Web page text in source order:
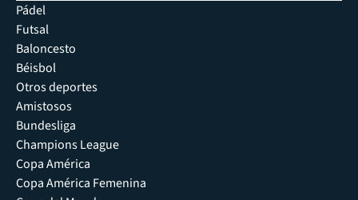
Pádel
Futsal
Baloncesto
Béisbol
Otros deportes
Amistosos
Bundesliga
Champions League
Copa América
Copa América Femenina